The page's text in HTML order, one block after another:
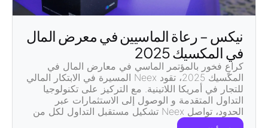
نيكس – رعاة الماسيين في معرض المال
في المكسيك 2025
كراعٍ فخور بالمؤتمر الماسي في معارض المال في
المكسيك 2025
، تقود Neex المسيرة في
الابتكار المالي
للتجار في أمريكا اللاتينية. مع التركيز على تكنولوجيا
التداول المتقدمة و الوصول إلى الاستثمارات عبر
الحدود، تواصل Neex تشكيل مستقبل التداول لكل من
العملاء المؤسسيين وتجار التجزئة